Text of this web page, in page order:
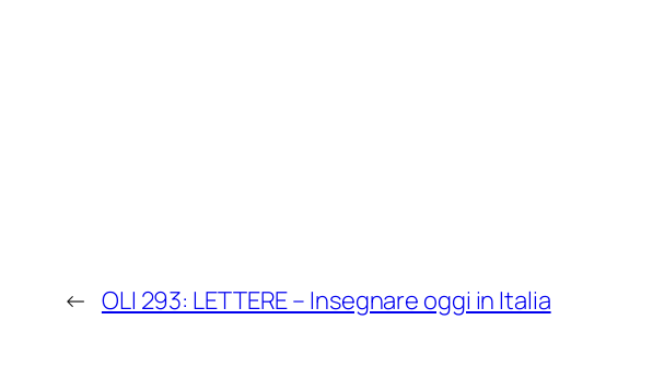
← OLI 293: LETTERE – Insegnare oggi in Italia